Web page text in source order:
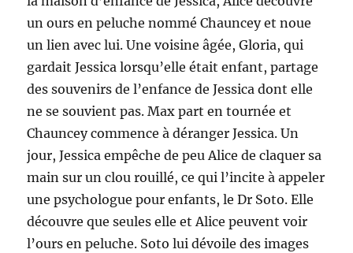
un ours en peluche nommé Chauncey et noue
un lien avec lui. Une voisine âgée, Gloria, qui
gardait Jessica lorsqu’elle était enfant, partage
des souvenirs de l’enfance de Jessica dont elle
ne se souvient pas. Max part en tournée et
Chauncey commence à déranger Jessica. Un
jour, Jessica empêche de peu Alice de claquer sa
main sur un clou rouillé, ce qui l’incite à appeler
une psychologue pour enfants, le Dr Soto. Elle
découvre que seules elle et Alice peuvent voir
l’ours en peluche. Soto lui dévoile des images